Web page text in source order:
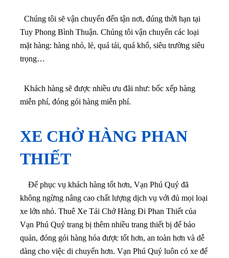
Chúng tôi sẽ vận chuyển đến tận nơi, đúng thời hạn tại
Tuy Phong Bình Thuận. Chúng tôi vận chuyển các loại
mặt hàng: hàng nhỏ, lẻ, quá tải, quá khổ, siêu trường siêu
trọng…
Khách hàng sẽ được nhiều ưu đãi như: bốc xếp hàng
miễn phí, đóng gói hàng miễn phí.
XE CHỞ HÀNG PHAN
THIẾT
Để phục vụ khách hàng tốt hơn, Vạn Phú Quý đã
không ngừng nâng cao chất lượng dịch vụ với đủ mọi loại
xe lớn nhỏ. Thuê Xe Tải Chở Hàng Đi Phan Thiết của
Vạn Phú Quý trang bị thêm nhiều trang thiết bị để bảo
quản, đóng gói hàng hóa được tốt hơn, an toàn hơn và dễ
dàng cho việc di chuyển hơn. Vạn Phú Quý luôn có xe để